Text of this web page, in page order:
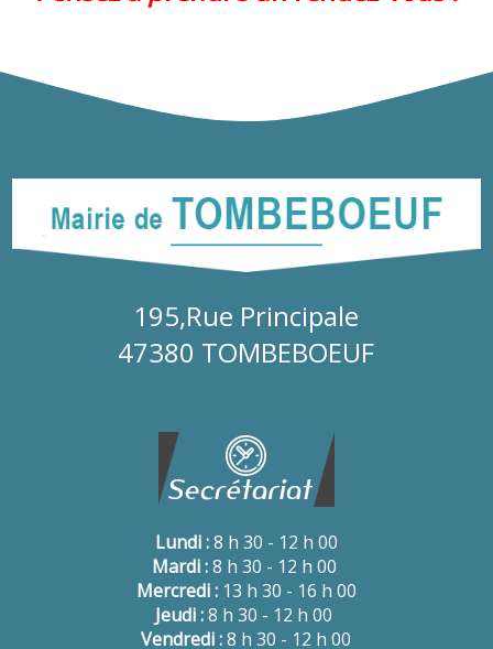
195,Rue Principale
47380 TOMBEBOEUF
Lundi :8 h 30 - 12 h 00
Mardi :8 h 30 - 12 h 00
Mercredi :13 h 30 - 16 h 00
Jeudi :8 h 30 - 12 h 00
Vendredi :8 h 30 - 12 h 00